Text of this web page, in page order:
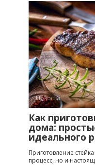
Новости
Как
дома:
идеального
Приготовление
процесс, но и